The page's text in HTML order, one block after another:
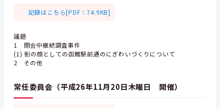
記録はこちら[PDF：74.9KB]
議題
1 閉会中継続調査事件
(1) 街の顔としての函館駅前通のにぎわいづくりについて
2 その他
常任委員会（平成26年11月20日木曜日 開催）